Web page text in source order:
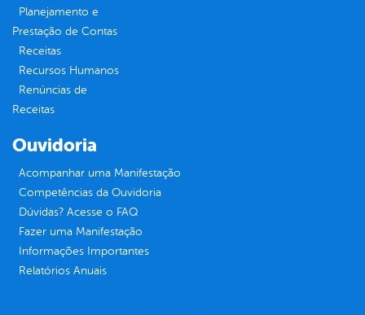
Planejamento e
Prestação de Contas
Receitas
Recursos Humanos
Renúncias de
Receitas
Ouvidoria
Acompanhar uma Manifestação
Competências da Ouvidoria
Dúvidas? Acesse o FAQ
Fazer uma Manifestação
Informações Importantes
Relatórios Anuais